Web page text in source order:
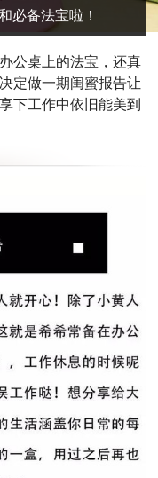
必备法宝啦！
公桌上的法宝，还真
定做一期闺蜜报告让
下工作中依旧能美到